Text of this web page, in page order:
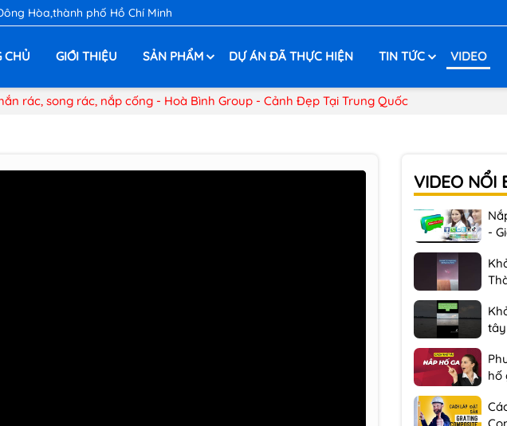
Hòa,thành phố Hồ Chí Minh
CHỦ GIỚI THIỆU SẢN PHẨM DỰ ÁN ĐÃ THỰC HIỆN TIN TỨC VIDEO
rác, song rác, nắp cống - Hoà Bình Group - Cảnh Đẹp Tại Trung Quốc
VIDEO NỔI
-
tây
hố